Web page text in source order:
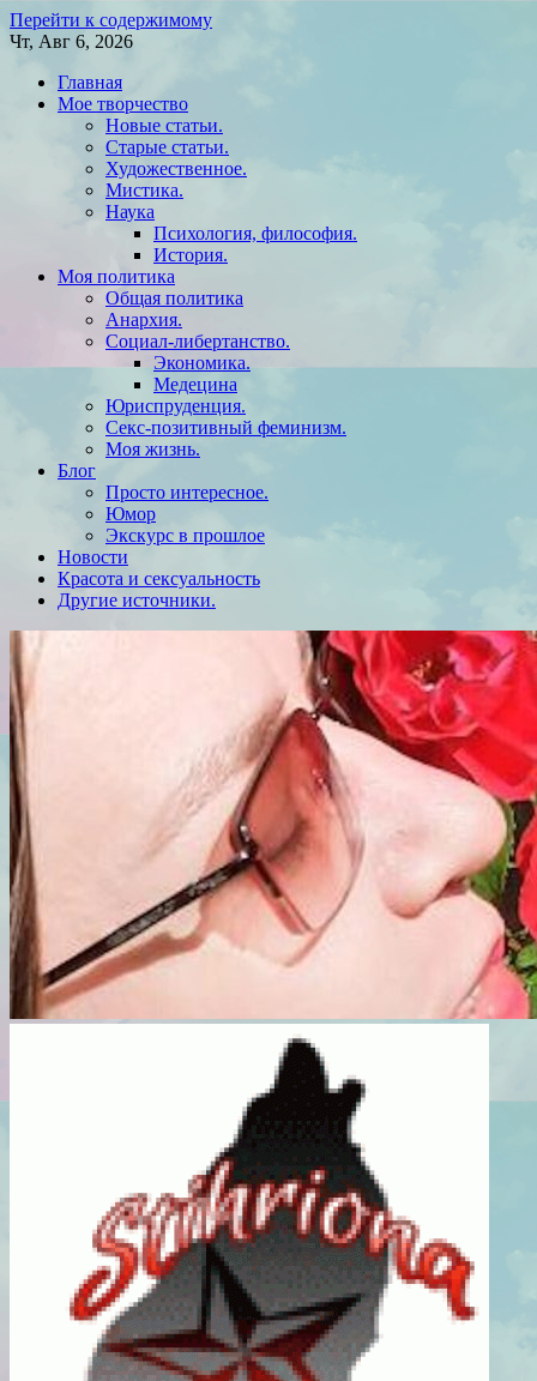
Перейти к содержимому
Чт, Авг 6, 2026
Главная
Мое творчество
Новые статьи.
Старые статьи.
Художественное.
Мистика.
Наука
Психология, философия.
История.
Моя политика
Общая политика
Анархия.
Социал-либертанство.
Экономика.
Медецина
Юриспруденция.
Секс-позитивный феминизм.
Моя жизнь.
Блог
Просто интересное.
Юмор
Экскурс в прошлое
Новости
Красота и сексуальность
Другие источники.